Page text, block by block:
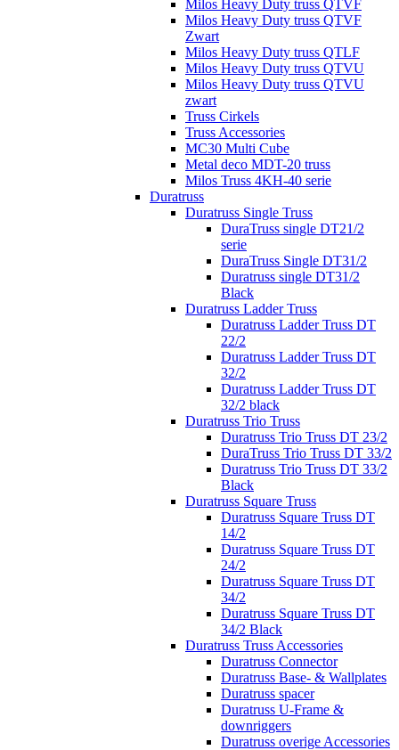
Milos Heavy Duty truss QTVF
Milos Heavy Duty truss QTVF
Zwart
Milos Heavy Duty truss QTLF
Milos Heavy Duty truss QTVU
Milos Heavy Duty truss QTVU
zwart
Truss Cirkels
Truss Accessories
MC30 Multi Cube
Metal deco MDT-20 truss
Milos Truss 4KH-40 serie
Duratruss
Duratruss Single Truss
DuraTruss single DT21/2
serie
DuraTruss Single DT31/2
Duratruss single DT31/2
Black
Duratruss Ladder Truss
Duratruss Ladder Truss DT
22/2
Duratruss Ladder Truss DT
32/2
Duratruss Ladder Truss DT
32/2 black
Duratruss Trio Truss
Duratruss Trio Truss DT 23/2
DuraTruss Trio Truss DT 33/2
Duratruss Trio Truss DT 33/2
Black
Duratruss Square Truss
Duratruss Square Truss DT
14/2
Duratruss Square Truss DT
24/2
Duratruss Square Truss DT
34/2
Duratruss Square Truss DT
34/2 Black
Duratruss Truss Accessories
Duratruss Connector
Duratruss Base- & Wallplates
Duratruss spacer
Duratruss U-Frame &
downriggers
Duratruss overige Accessories